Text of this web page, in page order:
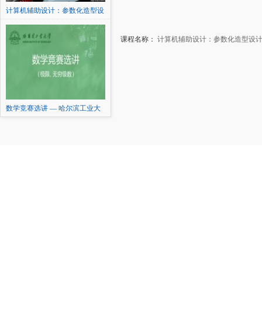
计算机辅助设计：参数化造型设
数学竞赛选讲 — 哈尔滨工业大
课程名称： 计算机辅助设计：参数化造型设